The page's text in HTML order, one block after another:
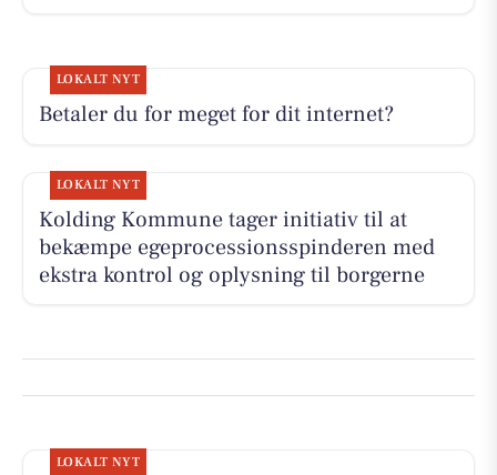
LOKALT NYT
Betaler du for meget for dit internet?
LOKALT NYT
Kolding Kommune tager initiativ til at
bekæmpe egeprocessionsspinderen med
ekstra kontrol og oplysning til borgerne
LOKALT NYT